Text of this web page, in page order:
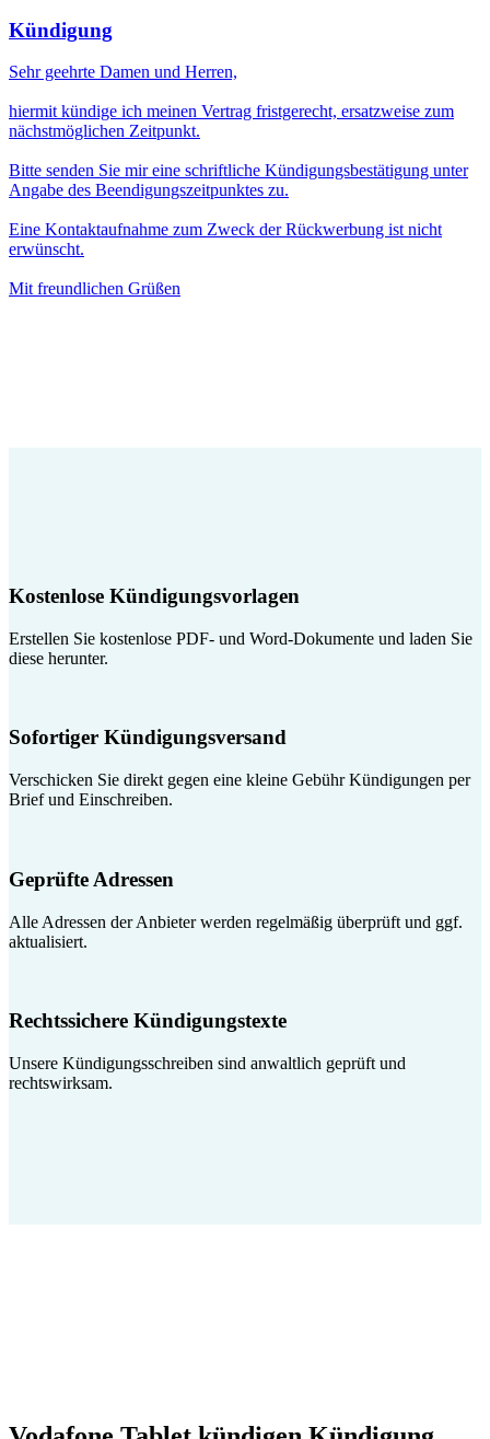
Kündigung
Sehr geehrte Damen und Herren,
hiermit kündige ich meinen Vertrag fristgerecht, ersatzweise zum
nächstmöglichen Zeitpunkt.
Bitte senden Sie mir eine schriftliche Kündigungsbestätigung unter
Angabe des Beendigungszeitpunktes zu.
Eine Kontaktaufnahme zum Zweck der Rückwerbung ist nicht
erwünscht.
Mit freundlichen Grüßen
Kostenlose Kündigungsvorlagen
Erstellen Sie kostenlose PDF- und Word-Dokumente und laden Sie
diese herunter.
Sofortiger Kündigungsversand
Verschicken Sie direkt gegen eine kleine Gebühr Kündigungen per
Brief und Einschreiben.
Geprüfte Adressen
Alle Adressen der Anbieter werden regelmäßig überprüft und ggf.
aktualisiert.
Rechtssichere Kündigungstexte
Unsere Kündigungsschreiben sind anwaltlich geprüft und
rechtswirksam.